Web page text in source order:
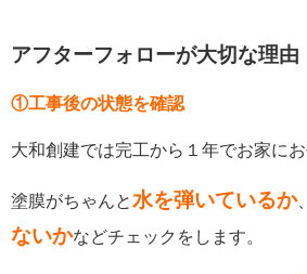
アフターフォローが大切な理由
①工事後の状態を確認
大和創建では完工から１年でお家にお
塗膜がちゃんと水を弾いているか、
ないかなどチェックをします。